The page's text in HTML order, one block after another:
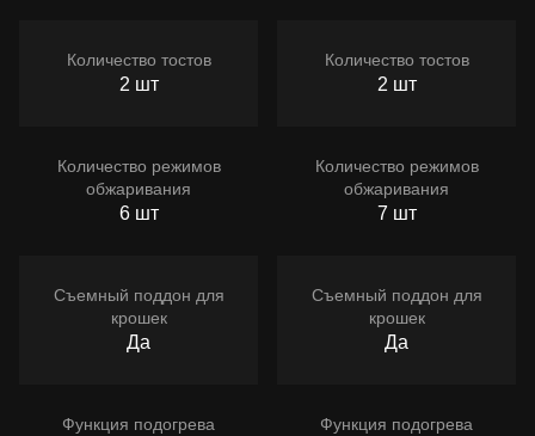
Количество тостов
2 шт
Количество режимов
обжаривания
6 шт
Съемный поддон для
крошек
Да
Функция подогрева
Количество тостов
2 шт
Количество режимов
обжаривания
7 шт
Съемный поддон для
крошек
Да
Функция подогрева